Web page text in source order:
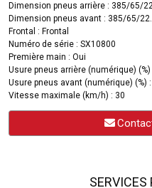
Dimension pneus arrière : 385/65/
Dimension pneus avant : 385/65/
Frontal : Frontal
Numéro de série : SX10800
Première main : Oui
Usure pneus arrière (numérique) (%)
Usure pneus avant (numérique) (%)
Vitesse maximale (km/h) : 30
SERVICES